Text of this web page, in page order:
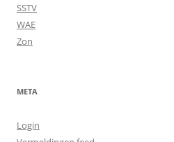
SSTV
WAE
Zon
META
Login